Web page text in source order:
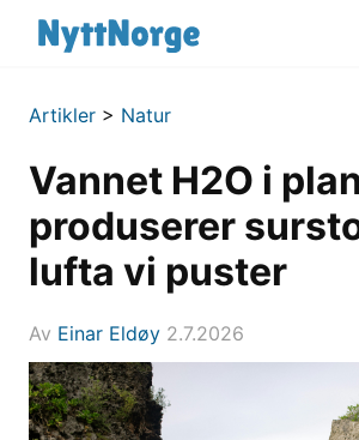
Artikler > Natur
Vannet H2O i
produserer
lufta vi puster
Av Einar Eldøy 2.7.2026